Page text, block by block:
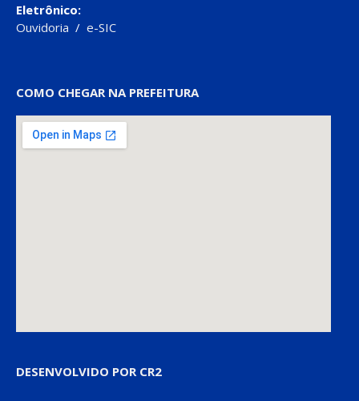
Eletrônico:
Ouvidoria / e-SIC
COMO CHEGAR NA PREFEITURA
DESENVOLVIDO POR CR2